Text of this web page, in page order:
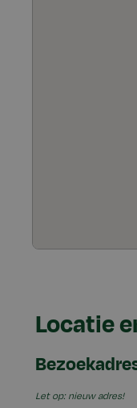
Locatie
Let op: nieuw adres!